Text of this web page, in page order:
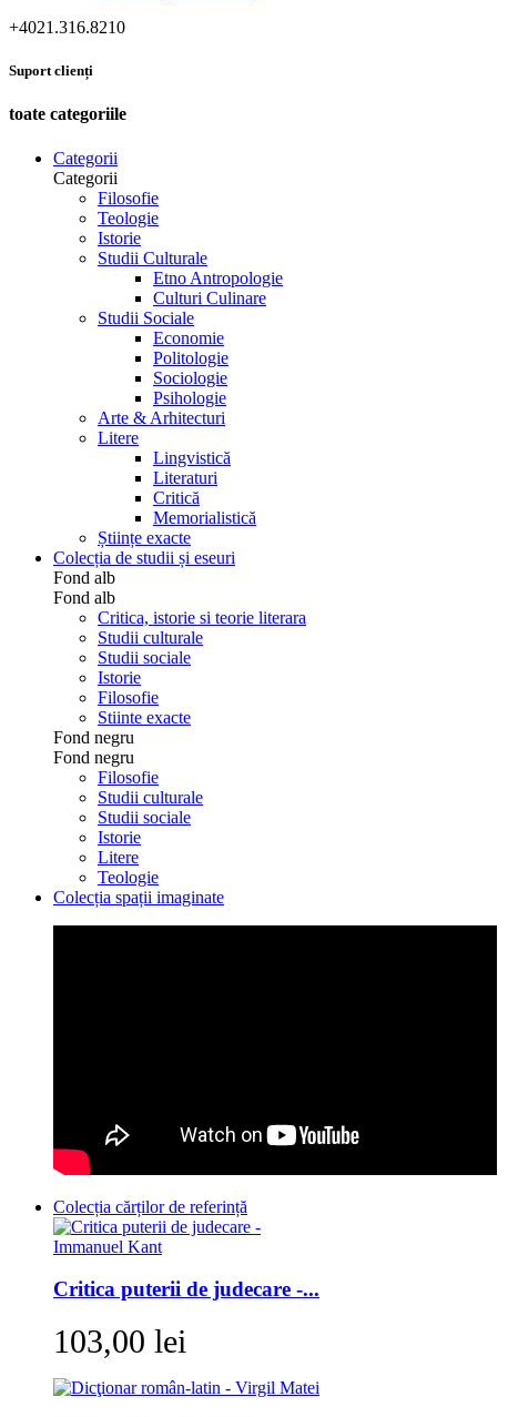
+4021.316.8210
Suport clienți
toate categoriile
Categorii
Categorii
Filosofie
Teologie
Istorie
Studii Culturale
Etno Antropologie
Culturi Culinare
Studii Sociale
Economie
Politologie
Sociologie
Psihologie
Arte & Arhitecturi
Litere
Lingvistică
Literaturi
Critică
Memorialistică
Științe exacte
Colecția de studii și eseuri
Fond alb
Fond alb
Critica, istorie si teorie literara
Studii culturale
Studii sociale
Istorie
Filosofie
Stiinte exacte
Fond negru
Fond negru
Filosofie
Studii culturale
Studii sociale
Istorie
Litere
Teologie
Colecția spații imaginate
Colecția cărților de referință
Critica puterii de judecare -...
103,00 lei